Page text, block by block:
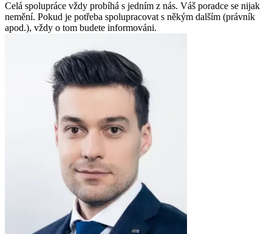
Celá spolupráce vždy probíhá s jedním z nás. Váš poradce se nijak
nemění. Pokud je potřeba spolupracovat s někým dalším (právník
apod.), vždy o tom budete informováni.